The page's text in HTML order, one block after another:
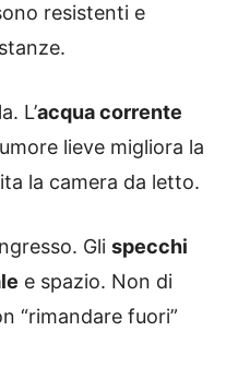
resistenti e
L’acqua corrente
lieve migliora la
la camera da letto.
Gli specchi
e spazio. Non di
“rimandare fuori”